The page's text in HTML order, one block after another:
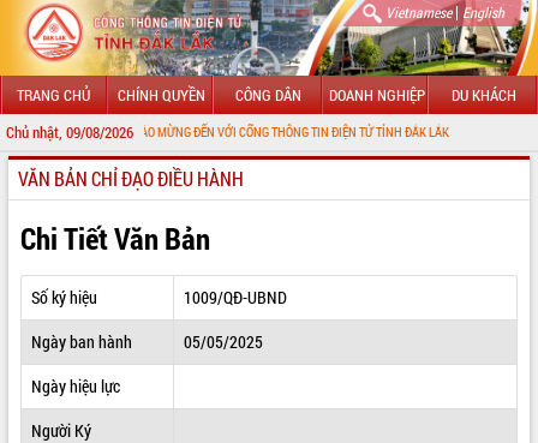
Vietnamese| English
TRANG CHỦ CHÍNH QUYỀN CÔNG DÂN DOANH NGHIỆP DU KHÁCH
Chủ nhật, 09/08/2026
CHÀO MỪNG ĐẾN VỚI CỔNG THÔNG TIN ĐIỆN TỬ TỈNH ĐẮK LẮK
GIỚI THIỆU
LÃNH ĐẠO UBND TỈNH
TIN TỨC SỰ KIỆN
SỞ, BAN, NGÀNH
THÔNG TIN CHỈ ĐẠO ĐIỀU HÀNH
VĂN BẢN CHỈ ĐẠO ĐIỀU HÀNH
Chi Tiết Văn Bản
Số ký hiệu
1009/QĐ-UBND
Ngày ban hành
05/05/2025
Ngày hiệu lực
Người Ký